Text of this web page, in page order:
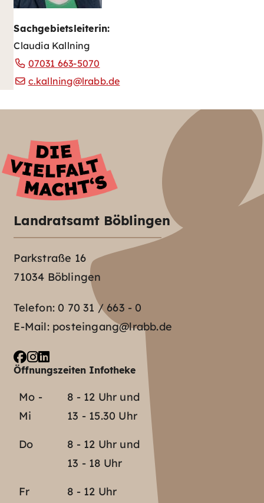
Sachgebietsleiterin:
Claudia Kallning
07031 663-5070
c.kallning@lrabb.de
Landratsamt Böblingen
Parkstraße 16
71034 Böblingen
Telefon:0 70 31 / 663 - 0
E-Mail: posteingang@lrabb.de
Öffnungszeiten Infotheke
Mo -
Mi
8 - 12 Uhr und
13 - 15.30 Uhr
Do
8 - 12 Uhr und
13 - 18 Uhr
Fr 8 - 12 Uhr